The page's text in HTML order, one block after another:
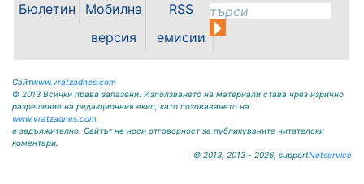
„Освобождение” № 13, тел.
krivodol@mbox.is-bg.net ОБЯВА
На основание чл. 8, ал. 4,
Бюлетин
Мобилна
версия
RSS
емисии
Сайтwww.vratzadnes.com
© 2013 Всички права запазени. Използването на материали става чрез изрично
разрешение на редакционния екип, като позоваването на
www.vratzadnes.com
е задължително. Сайтът не носи отговорност за публикуваните читателски
коментари.
© 2013, 2013 - 2026, supportNetservice